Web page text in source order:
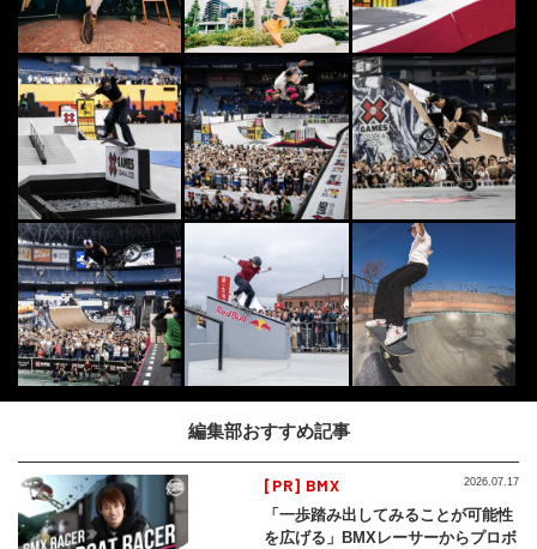
編集部おすすめ記事
[PR] BMX
「一歩踏み出してみることが可能性
を広げる」BMXレーサーからプロボ
2026.07.17